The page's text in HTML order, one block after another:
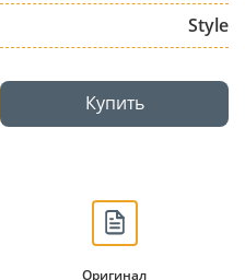
Style
Купить
Оригинал